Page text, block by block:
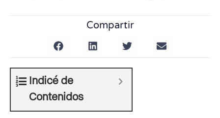
Compartir
Indicé de
Contenidos